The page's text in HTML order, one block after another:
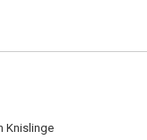
Knislinge